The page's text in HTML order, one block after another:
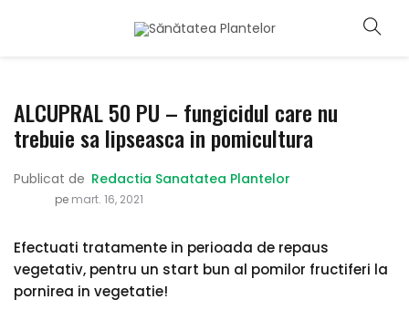
ALCUPRAL 50 PU – fungicidul care nu
trebuie sa lipseasca in pomicultura
Publicat de Redactia Sanatatea Plantelor
pe mart. 16, 2021
Efectuati tratamente in perioada de repaus
vegetativ, pentru un start bun al pomilor fructiferi la
pornirea in vegetatie!